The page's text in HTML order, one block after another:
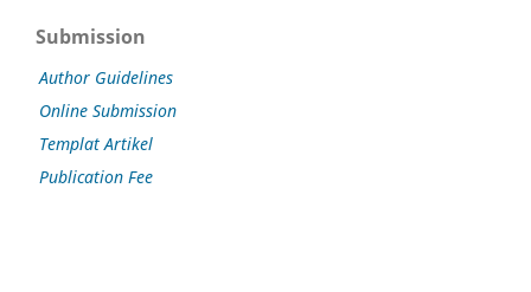
Submission
Author Guidelines
Online Submission
Templat Artikel
Publication Fee